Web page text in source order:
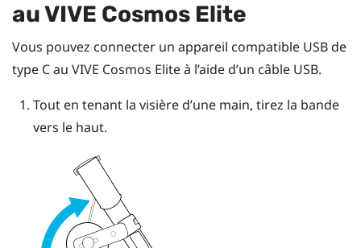
auVIVE Cosmos Elite
Vous pouvez connecter un appareil compatible USB de
type C au VIVE Cosmos Eliteà l’aide d’un câble USB.
Tout en tenant la visière d’une main, tirez la bande
vers le haut.